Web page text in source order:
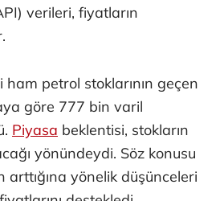
verileri, fiyatların
petrol stoklarının geçen
göre 777 bin varil
Piyasa beklentisi, stokların
yönündeydi. Söz konusu
arttığına yönelik düşünceleri